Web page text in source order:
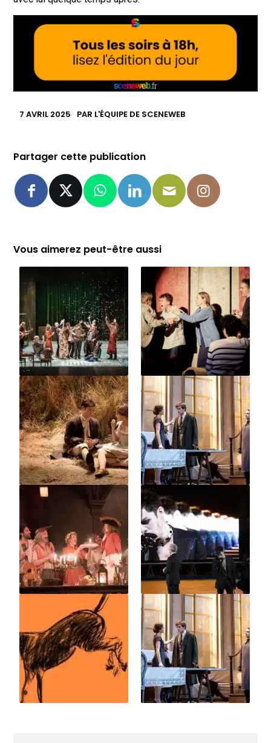
7 AVRIL 2025 PAR L'ÉQUIPE DE SCENEWEB
Partager cette publication
Vous aimerez peut-être aussi